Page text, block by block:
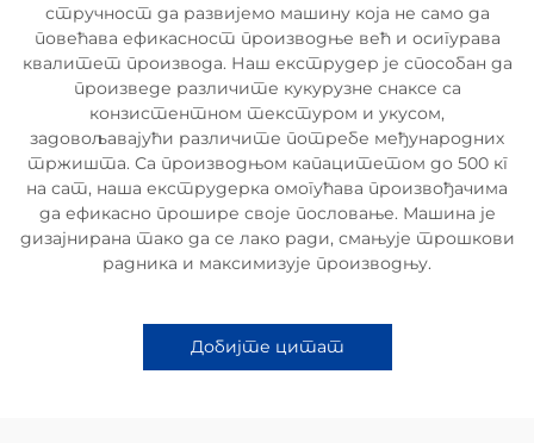
стручност да развијемо машину која не само да
повећава ефикасност производње већ и осигурава
квалитет производа. Наш екструдер је способан да
произведе различите кукурузне снаксе са
конзистентном текстуром и укусом,
задовољавајући различите потребе међународних
тржишта. Са производњом капацитетом до 500 кг
на сат, наша екструдерка омогућава произвођачима
да ефикасно прошире своје пословање. Машина је
дизајнирана тако да се лако ради, смањује трошкови
радника и максимизује производњу.
Добијте цитат